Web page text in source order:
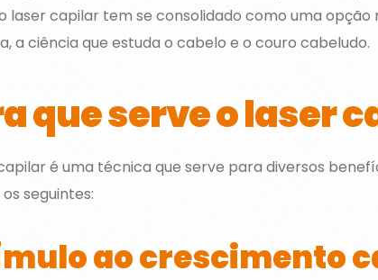
laser capilar tem se consolidado como uma
a ciência que estuda o cabelo e o couro cabeludo.
que serve o laser
é uma técnica que serve para diversos
seguintes:
ao crescimento